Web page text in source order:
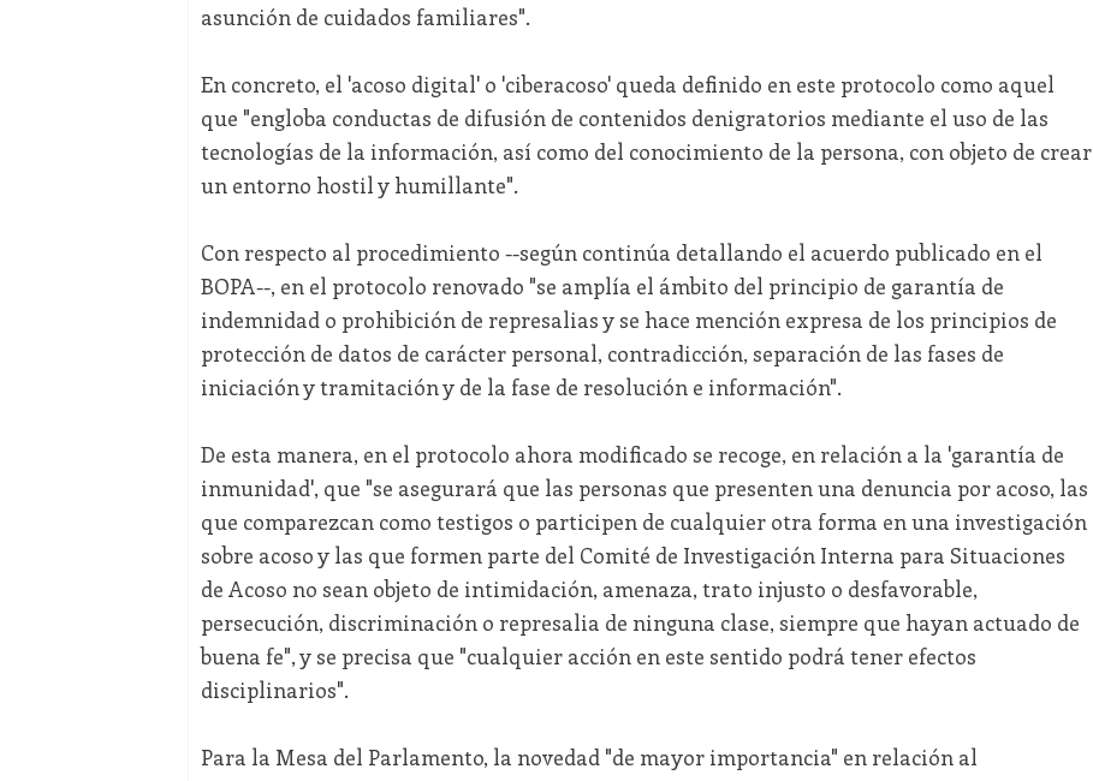
asunción de cuidados familiares".
En concreto, el 'acoso digital' o 'ciberacoso' queda definido en este protocolo como aquel
que "engloba conductas de difusión de contenidos denigratorios mediante el uso de las
tecnologías de la información, así como del conocimiento de la persona, con objeto de crear
un entorno hostil y humillante".
Con respecto al procedimiento --según continúa detallando el acuerdo publicado en el
BOPA--, en el protocolo renovado "se amplía el ámbito del principio de garantía de
indemnidad o prohibición de represalias y se hace mención expresa de los principios de
protección de datos de carácter personal, contradicción, separación de las fases de
iniciación y tramitación y de la fase de resolución e información".
De esta manera, en el protocolo ahora modificado se recoge, en relación a la 'garantía de
inmunidad', que "se asegurará que las personas que presenten una denuncia por acoso, las
que comparezcan como testigos o participen de cualquier otra forma en una investigación
sobre acoso y las que formen parte del Comité de Investigación Interna para Situaciones
de Acoso no sean objeto de intimidación, amenaza, trato injusto o desfavorable,
persecución, discriminación o represalia de ninguna clase, siempre que hayan actuado de
buena fe", y se precisa que "cualquier acción en este sentido podrá tener efectos
disciplinarios".
Para la Mesa del Parlamento, la novedad "de mayor importancia" en relación al